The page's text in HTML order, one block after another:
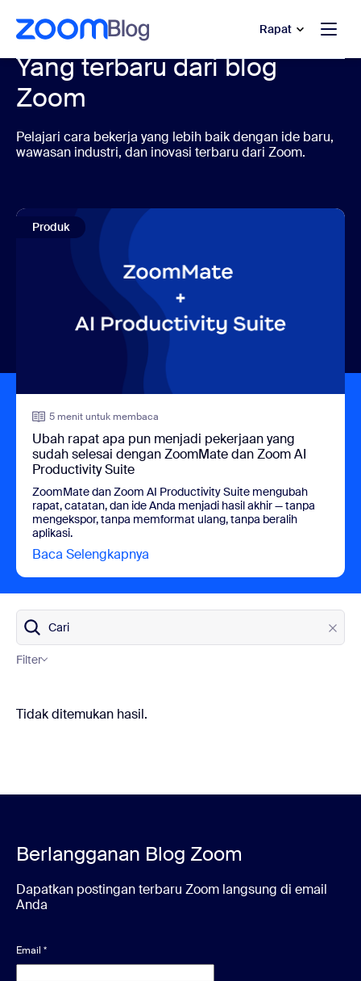
ke konten utama
percakapan bantuan Rapat
Yang terbaru dari blog
Zoom
Pelajari cara bekerja yang lebih baik dengan ide baru,
wawasan industri, dan inovasi terbaru dari Zoom.
Produk
5 menit untuk membaca
Ubah rapat apa pun menjadi pekerjaan yang
sudah selesai dengan ZoomMate dan Zoom AI
Productivity Suite
ZoomMate dan Zoom AI Productivity Suite mengubah
rapat, catatan, dan ide Anda menjadi hasil akhir — tanpa
mengekspor, tanpa memformat ulang, tanpa beralih
aplikasi.
Baca Selengkapnya
Cari
Filter
Tidak ditemukan hasil.
Berlangganan Blog Zoom
Dapatkan postingan terbaru Zoom langsung di email
Anda
Email *